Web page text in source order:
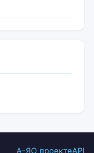
А-ЯО проектеAPI